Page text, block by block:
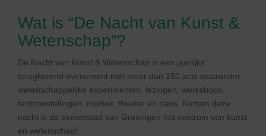
Wat is “De Nacht van Kunst &
Wetenschap”?
De Nacht van Kunst & Wetenschap is een jaarlijks
terugkerend evenement met meer dan 150 acts waaronder
wetenschappelijke experimenten, lezingen, workshops,
tentoonstellingen, muziek, theater en dans. Kortom deze
nacht is de binnenstad van Groningen hét centrum van kunst
en wetenschap!